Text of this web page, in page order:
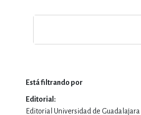
Está filtrando por
Editorial
Editorial Universidad de Guadalajara